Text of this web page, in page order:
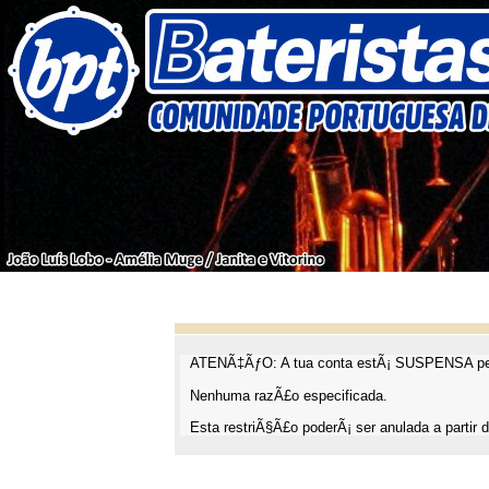
ATENÃ‡ÃƒO: A tua conta estÃ¡ SUSPENSA
Nenhuma razÃ£o especificada.
Esta restriÃ§Ã£o poderÃ¡ ser anulada a partir